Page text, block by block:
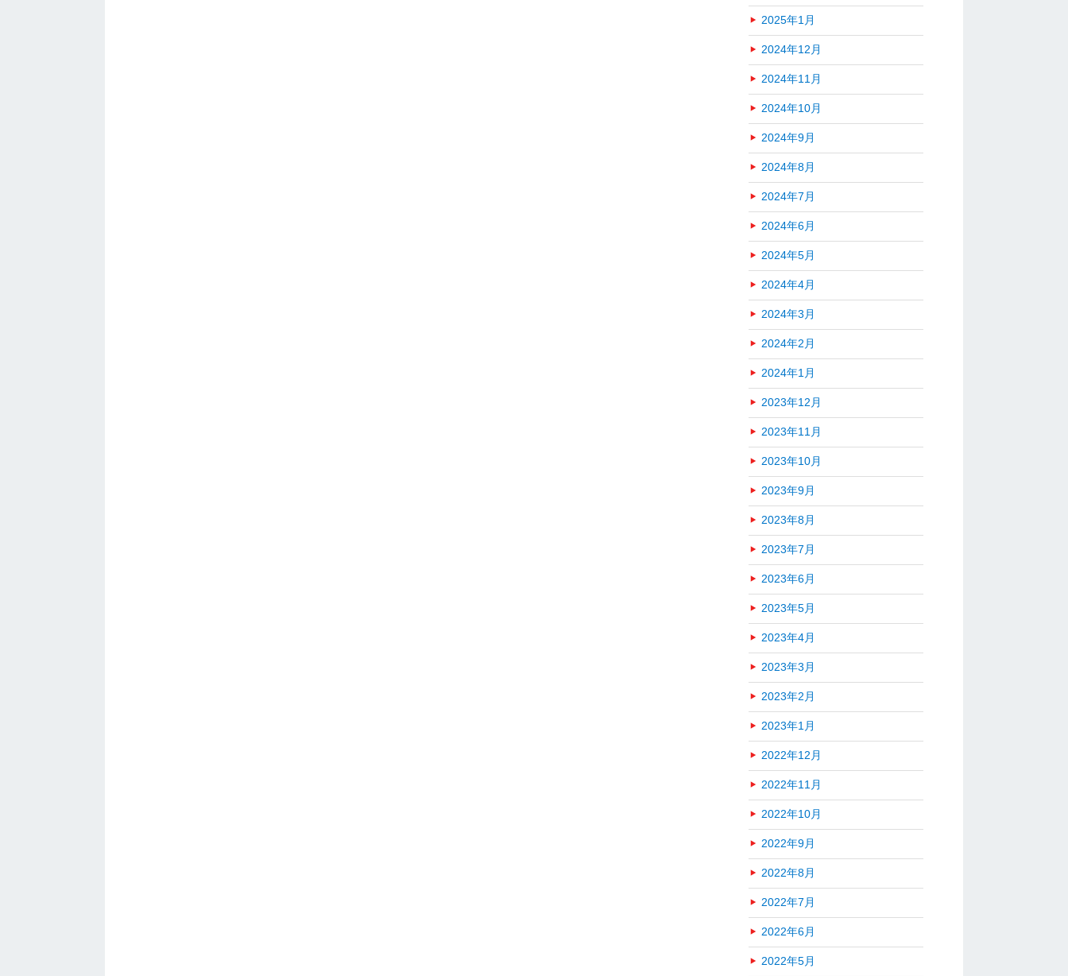
2025年1月
2024年12月
2024年11月
2024年10月
2024年9月
2024年8月
2024年7月
2024年6月
2024年5月
2024年4月
2024年3月
2024年2月
2024年1月
2023年12月
2023年11月
2023年10月
2023年9月
2023年8月
2023年7月
2023年6月
2023年5月
2023年4月
2023年3月
2023年2月
2023年1月
2022年12月
2022年11月
2022年10月
2022年9月
2022年8月
2022年7月
2022年6月
2022年5月